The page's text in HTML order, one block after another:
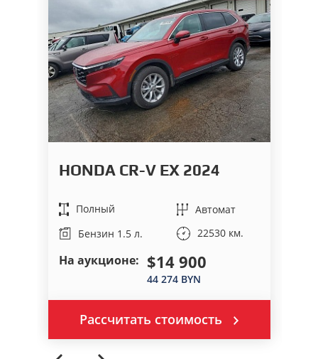
HONDA CR-V EX 2024
Полный
Автомат
Бензин 1.5 л.
22530 км.
На аукционе: $14 900
44 274 BYN
Рассчитать стоимость